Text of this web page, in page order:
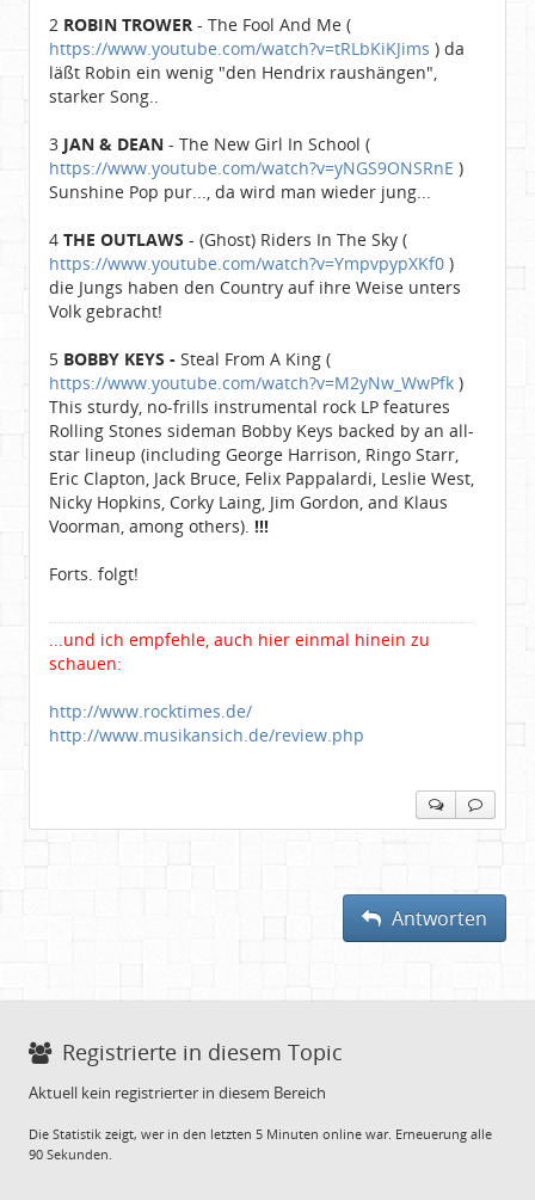
2 ROBIN TROWER - The Fool And Me (
https://www.youtube.com/watch?v=tRLbKiKJims ) da
läßt Robin ein wenig "den Hendrix raushängen",
starker Song..
3 JAN & DEAN - The New Girl In School (
https://www.youtube.com/watch?v=yNGS9ONSRnE )
Sunshine Pop pur..., da wird man wieder jung...
4 THE OUTLAWS - (Ghost) Riders In The Sky (
https://www.youtube.com/watch?v=YmpvpypXKf0 )
die Jungs haben den Country auf ihre Weise unters
Volk gebracht!
5 BOBBY KEYS - Steal From A King (
https://www.youtube.com/watch?v=M2yNw_WwPfk )
This sturdy, no-frills instrumental rock LP features
Rolling Stones sideman Bobby Keys backed by an all-
star lineup (including George Harrison, Ringo Starr,
Eric Clapton, Jack Bruce, Felix Pappalardi, Leslie West,
Nicky Hopkins, Corky Laing, Jim Gordon, and Klaus
Voorman, among others). !!!
Forts. folgt!
...und ich empfehle, auch hier einmal hinein zu
schauen:
http://www.rocktimes.de/
http://www.musikansich.de/review.php
Antworten
Registrierte in diesem Topic
Aktuell kein registrierter in diesem Bereich
Die Statistik zeigt, wer in den letzten 5 Minuten online war. Erneuerung alle
90 Sekunden.